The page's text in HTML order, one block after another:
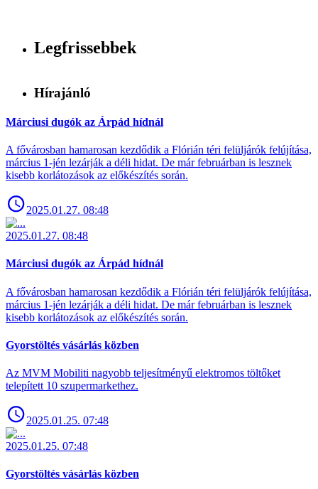
Legfrissebbek
Hírajánló
Márciusi dugók az Árpád hídnál
A fővárosban hamarosan kezdődik a Flórián téri felüljárók felújítása,
március 1-jén lezárják a déli hidat. De már februárban is lesznek
kisebb korlátozások az előkészítés során.
2025.01.27. 08:48
2025.01.27. 08:48
Márciusi dugók az Árpád hídnál
A fővárosban hamarosan kezdődik a Flórián téri felüljárók felújítása,
március 1-jén lezárják a déli hidat. De már februárban is lesznek
kisebb korlátozások az előkészítés során.
Gyorstöltés vásárlás közben
Az MVM Mobiliti nagyobb teljesítményű elektromos töltőket
telepített 10 szupermarkethez.
2025.01.25. 07:48
2025.01.25. 07:48
Gyorstöltés vásárlás közben